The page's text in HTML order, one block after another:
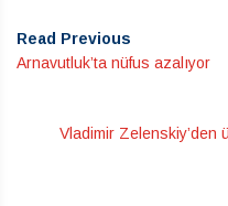
Read Previous
Arnavutluk’ta nüfus azalıyor
Vladimir Zelenskiy’den